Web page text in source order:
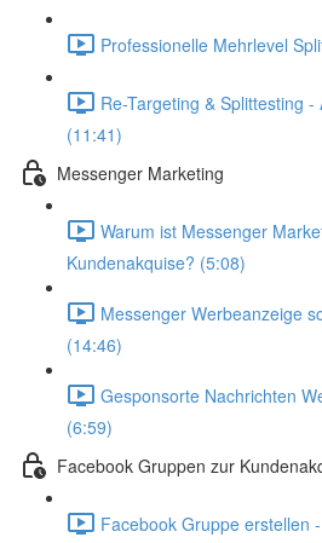
Professionelle Mehrlevel
Re-Targeting & Splittesting
(11:41)
Messenger Marketing
Warum ist Messenger
Kundenakquise? (5:08)
Messenger Werbeanzeige
(14:46)
Gesponsorte Nachrichten
(6:59)
Facebook Gruppen zur
Facebook Gruppe erstellen